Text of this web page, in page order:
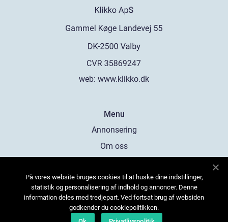
web: www.klikko.dk
Menu
Annonsering
Om oss
Kontakta oss
Sitemap
På vores website bruges cookies til at huske dine indstillinger,
statistik og personalisering af indhold og annoncer. Denne
information deles med tredjepart. Ved fortsat brug af websiden
godkender du cookiepolitikken.